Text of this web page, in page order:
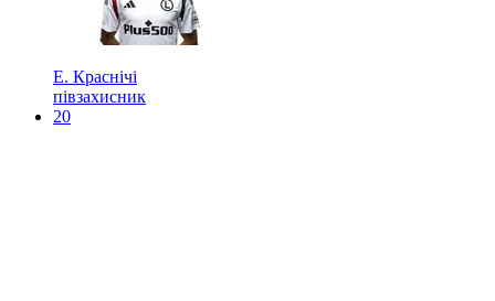
Е. Краснічі
півзахисник
20